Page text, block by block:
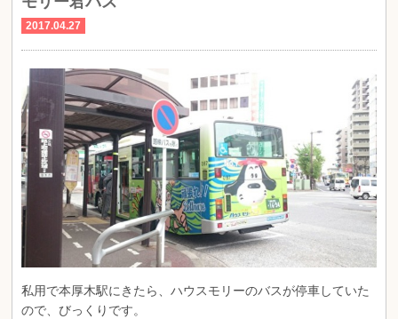
2017.04.27
私用で本厚木駅にきたら、ハウスモリーのバスが停車していた
ので、びっくりです。